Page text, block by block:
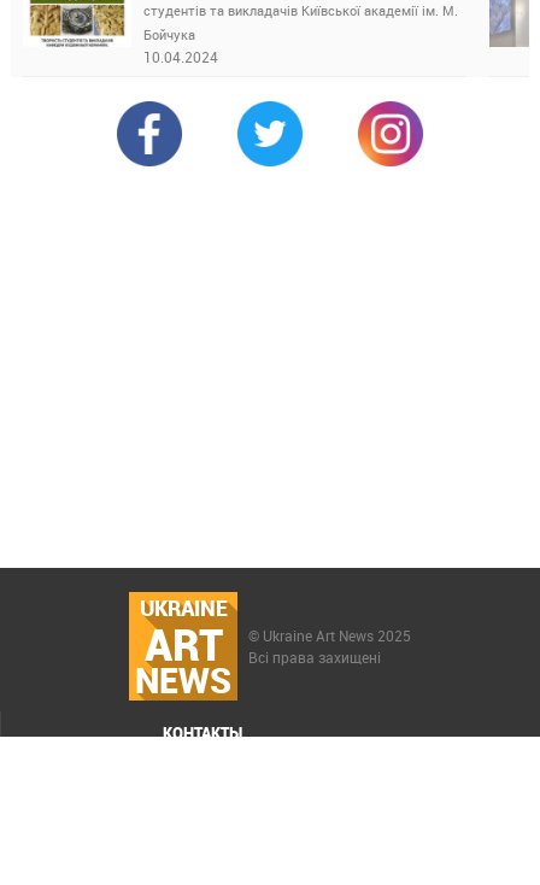
студентів та викладачів Київської академії ім. М.
Бойчука
10.04.2024
UKRAINE
ART
NEWS
© Ukraine Art News 2025
Всі права захищені
КОНТАКТЫ